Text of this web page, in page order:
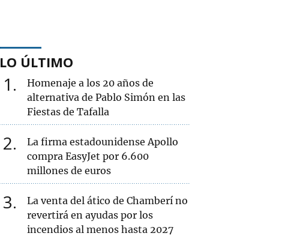
LO ÚLTIMO
1
Homenaje a los 20 años de
alternativa de Pablo Simón en las
Fiestas de Tafalla
2
La firma estadounidense Apollo
compra EasyJet por 6.600
millones de euros
3
La venta del ático de Chamberí no
revertirá en ayudas por los
incendios al menos hasta 2027